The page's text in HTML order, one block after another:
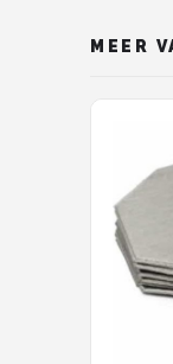
MEER